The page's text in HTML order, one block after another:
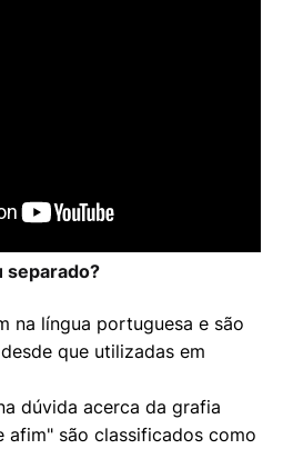
separado?
na língua portuguesa e são
que utilizadas em
dúvida acerca da grafia
afim" são classificados como